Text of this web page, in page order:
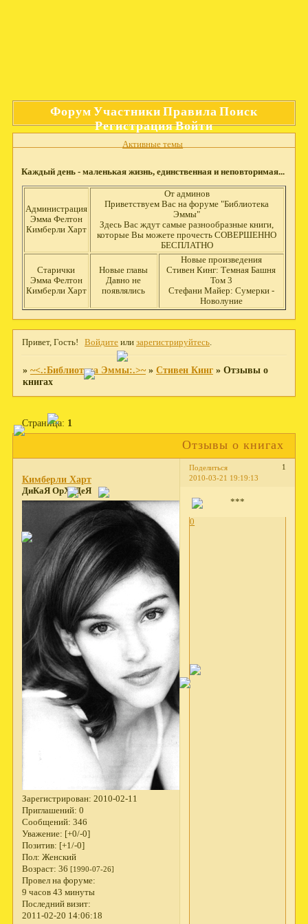
Форум Участники Правила Поиск
РегистрацияВойти
Активные темы
Каждый день - маленькая жизнь, единственная и неповторимая...
Администрация
Эмма Фелтон
Кимберли Харт
От админов
Приветствуем Вас на форуме "Библиотека
Эммы"
Здесь Вас ждут самые разнообразные книги,
которые Вы можете прочесть СОВЕРШЕННО
БЕСПЛАТНО
Старички
Эмма Фелтон
Кимберли Харт
Новые главы
Давно не
появлялись
Новые произведения
Стивен Кинг: Темная Башня
Том 3
Стефани Майер: Сумерки -
Новолуние
Привет, Гость! Войдите илизарегистрируйтесь
» ~<.:Библиотека Эммы:.>~ » Стивен Кинг » Отзывы о
книгах
Отзывы о книгах
Страница: 1
Поделиться
1
2010-03-21 19:19:13
Кимберли Харт
ДиКаЯ ОрХиДеЯ
Зарегистрирован: 2010-02-11
Приглашений: 0
Сообщений: 346
Уважение: [+0/-0]
Позитив: [+1/-0]
Пол: Женский
Возраст: 36 [1990-07-26]
Провел на форуме:
9 часов 43 минуты
Последний визит:
2011-02-20 14:06:18
***
0